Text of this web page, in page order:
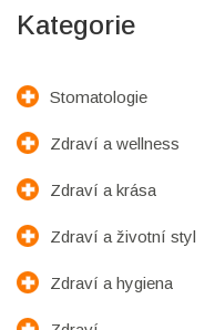
Kategorie
Stomatologie
Zdraví a wellness
Zdraví a krása
Zdraví a životní styl
Zdraví a hygiena